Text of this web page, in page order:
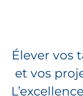
Élever vos
et vos